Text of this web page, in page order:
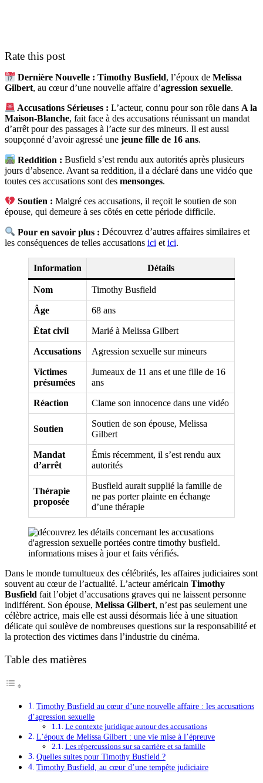
Rate this post
Dernière Nouvelle : Timothy Busfield, l’époux deMelissa
Gilbert, au cœur d’une nouvelle affaire d’agression sexuelle.
Accusations Sérieuses : L’acteur, connu pour son rôle dans A la
Maison-Blanche, fait face à des accusations réunissant un mandat
d’arrêt pour des passages à l’acte sur des mineurs. Il est aussi
soupçonné d’avoir agressé une jeune fille de 16 ans.
Reddition : Busfield s’est rendu aux autorités après plusieurs
jours d’absence. Avant sa reddition, il a déclaré dans une vidéo que
toutes ces accusations sont des mensonges.
Soutien : Malgré ces accusations, il reçoit le soutien de son
épouse, qui demeure à ses côtés en cette période difficile.
Pour en savoir plus : Découvrez d’autres affaires similaires et
les conséquences de telles accusations ici et ici.
Information Détails
Nom Timothy Busfield
Âge 68 ans
État civil Marié à Melissa Gilbert
Accusations Agression sexuelle sur mineurs
Victimes
présumées
Jumeaux de 11 ans et une fille de 16
ans
Réaction Clame son innocence dans une vidéo
Soutien
Soutien de son épouse, Melissa
Gilbert
Mandat
d’arrêt
Émis récemment, il s’est rendu aux
autorités
Thérapie
proposée
Busfield aurait supplié la famille de
ne pas porter plainte en échange
d’une thérapie
Dans le monde tumultueux des célébrités, les affaires judiciaires sont
souvent au cœur de l’actualité. L’acteur américain Timothy
Busfield fait l’objet d’accusations graves qui ne laissent personne
indifférent. Son épouse, Melissa Gilbert, n’est pas seulement une
célèbre actrice, mais elle est aussi désormais liée à une situation
délicate qui soulève de nombreuses questions sur la responsabilité et
la protection des victimes dans l’industrie du cinéma.
Table des matières
Timothy Busfield au cœur d’une nouvelle affaire : les accusations
d’agression sexuelle
Le contexte juridique autour des accusations
L’époux de Melissa Gilbert : une vie mise à l’épreuve
Les répercussions sur sa carrière et sa famille
Quelles suites pour Timothy Busfield ?
Timothy Busfield, au cœur d’une tempête judiciaire